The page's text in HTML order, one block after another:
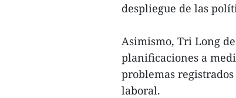
despliegue de las
Asimismo, Tri Long
planificaciones a
problemas
laboral.